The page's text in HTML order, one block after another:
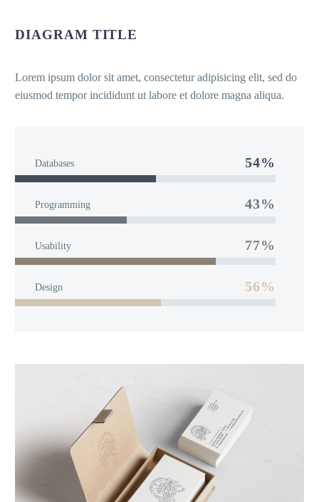
DIAGRAM TITLE
Lorem ipsum dolor sit amet, consectetur adipisicing elit, sed do
eiusmod tempor incididunt ut labore et dolore magna aliqua.
Databases 54%
Programming 43%
Usability 77%
Design 56%